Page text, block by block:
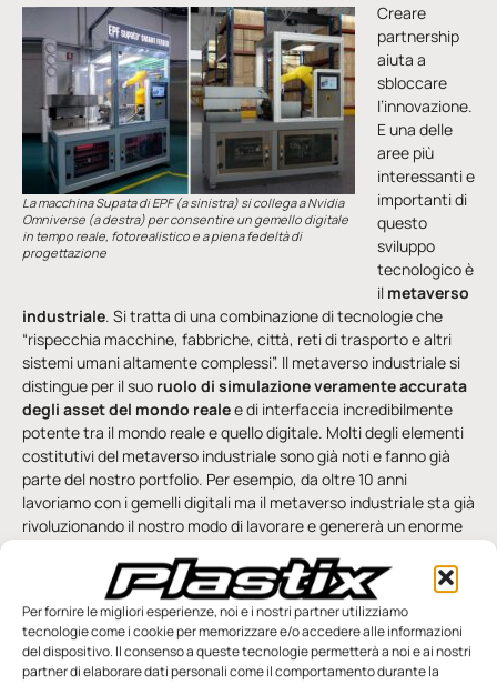
Per fornire le migliori esperienze, noi e i nostri partner utilizziamo
tecnologie come i cookie per memorizzare e/o accedere alle informazioni
del dispositivo. Il consenso a queste tecnologie permetterà a noi e ai nostri
partner di elaborare dati personali come il comportamento durante la
La macchina Supata di EPF (a sinistra) si collega a Nvidia
Omniverse (a destra) per consentire un gemello digitale
in tempo reale, fotorealistico e a piena fedeltà di
progettazione
Creare
partnership
aiuta a
sbloccare
l’innovazione.
E una delle
aree più
interessanti e
importanti di
questo
sviluppo
tecnologico è
il metaverso
industriale. Si tratta di una combinazione di tecnologie che
“rispecchia macchine, fabbriche, città, reti di trasporto e altri
sistemi umani altamente complessi”. Il metaverso industriale si
distingue per il suo ruolo di simulazione veramente accurata
degli asset del mondo realee di interfaccia incredibilmente
potente tra il mondo reale e quello digitale. Molti degli elementi
costitutivi del metaverso industriale sono già noti e fanno già
parte del nostro portfolio. Per esempio, da oltre 10 anni
lavoriamo con i gemelli digitali ma il metaverso industriale sta già
rivoluzionando il nostro modo di lavorare e genererà un enorme
“In definitiva”, ha concluso Giuliano Busetto, “la collaborazione
e l’apertura devono essere alla base di ogni strategia di
digitalizzazione, unitamente alla sostenibilità, key driver per
il futuro”.